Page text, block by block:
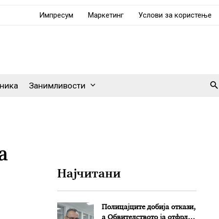
Импресум Маркетинг Услови за користење
Занимливости
Најчитани
Полицајците добија откази,
а Обвителството ја отфрли